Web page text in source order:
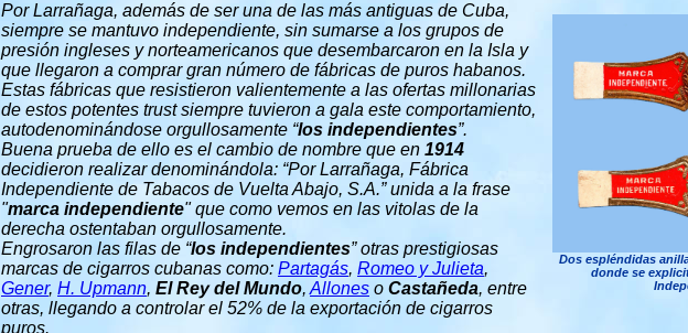
Dos espléndidas
donde se
Por Larrañaga, además de ser una de las más antiguas de Cuba,
siempre se mantuvo independiente, sin sumarse a los grupos de
presión ingleses y norteamericanos que desembarcaron en la Isla y
que llegaron a comprar gran número de fábricas de puros habanos.
Estas fábricas que resistieron valientemente a las ofertas millonarias
de estos potentes trust siempre tuvieron a gala este comportamiento,
autodenominándose orgullosamente “los independientes”.
Buena prueba de ello es el cambio de nombre que en 1914
decidieron realizar denominándola: “Por Larrañaga, Fábrica
Independiente de Tabacos de Vuelta Abajo, S.A.” unida a la frase
"marca independiente" que como vemos en las vitolas de la
derecha ostentaban orgullosamente.
Engrosaron las filas de “los independientes” otras prestigiosas
marcas de cigarros cubanas como: Partagás, Romeo y Julieta,
Gener, H. Upmann, El Rey del Mundo, Allones o Castañeda, entre
otras, llegando a controlar el 52% de la exportación de cigarros
puros.